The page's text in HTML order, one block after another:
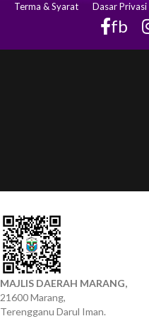
Terma & Syarat Dasar Privasi
fb
MAJLIS DAERAH MARANG,
21600 Marang,
Terengganu Darul Iman.